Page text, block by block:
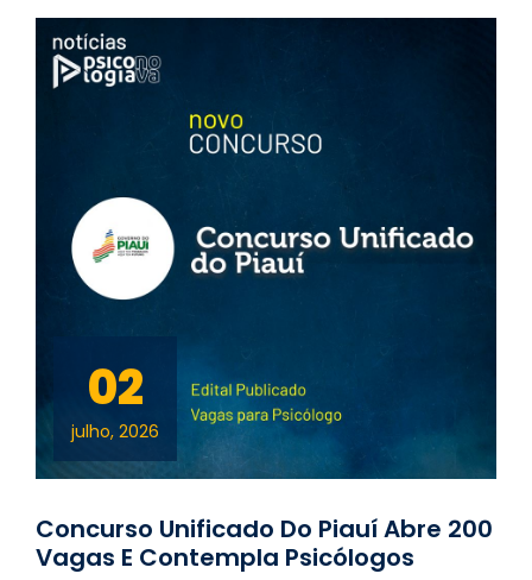
02
julho, 2026
Concurso Unificado Do Piauí Abre 200
Vagas E Contempla Psicólogos